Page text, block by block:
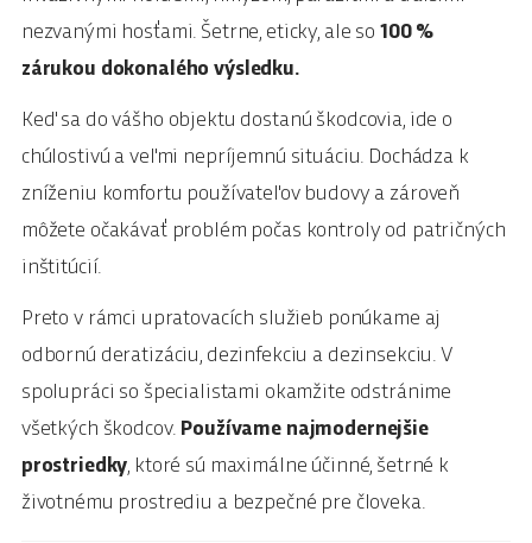
nezvanými hosťami. Šetrne, eticky, ale so 100 %
zárukou dokonalého výsledku.
Keď sa do vášho objektu dostanú škodcovia, ide o
chúlostivú a veľmi nepríjemnú situáciu. Dochádza k
zníženiu komfortu používateľov budovy a zároveň
môžete očakávať problém počas kontroly od patričných
inštitúcií.
Preto v rámci upratovacích služieb ponúkame aj
odbornú deratizáciu, dezinfekciu a dezinsekciu. V
spolupráci so špecialistami okamžite odstránime
všetkých škodcov. Používame najmodernejšie
prostriedky, ktoré sú maximálne účinné, šetrné k
životnému prostrediu a bezpečné pre človeka.